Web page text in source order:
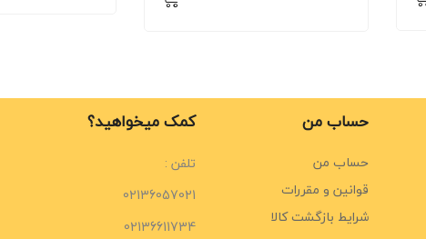
کمک میخواهید؟
تلفن :
02136057021
02136611734
حساب من
حساب من
قوانین و مقررات
شرایط بازگشت کالا